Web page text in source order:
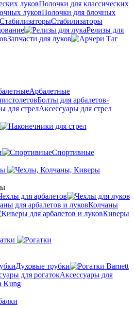
Полочки для классических
Полочки для блочных
Стабилизаторы
Релизы для
Запчасти для луков
Арбалетные
Болты для арбалетов-
Аксессуары для стрел
Спортивные
для арбалетов
Колчаны
Киверы
Духовые трубки
Аксессуары для
Kung